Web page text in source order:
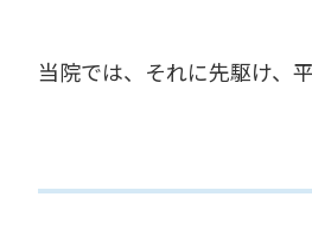
当院では、それに先駆け、